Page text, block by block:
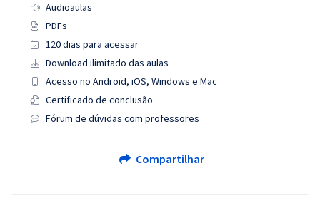
Audioaulas
PDFs
120 dias para acessar
Download ilimitado das aulas
Acesso no Android, iOS, Windows e Mac
Certificado de conclusão
Fórum de dúvidas com professores
Compartilhar